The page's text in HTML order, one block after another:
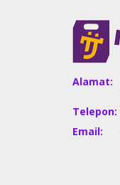
Alamat:
Telepon:
Email: